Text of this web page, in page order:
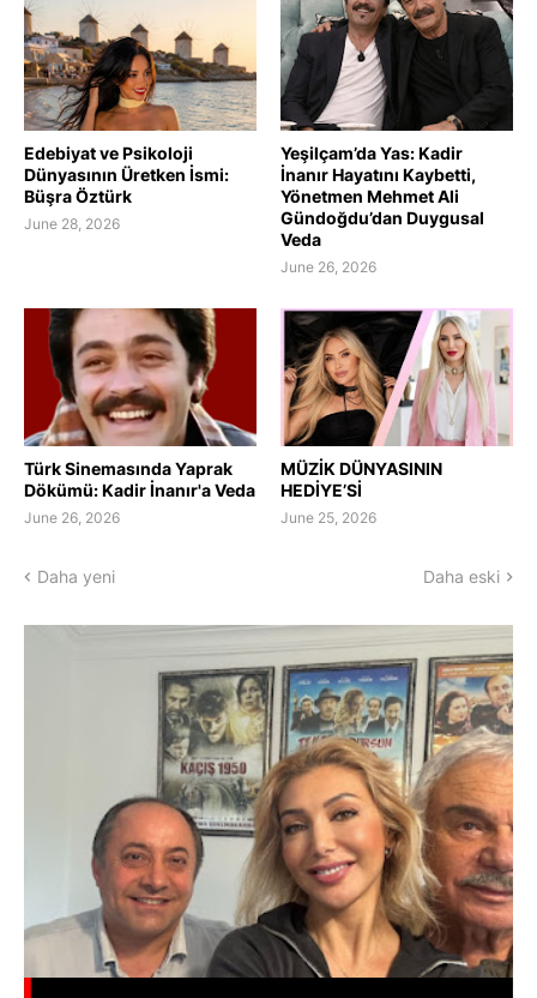
Edebiyat ve Psikoloji
Dünyasının Üretken İsmi:
Büşra Öztürk
June 28, 2026
Yeşilçam’da Yas: Kadir
İnanır Hayatını Kaybetti,
Yönetmen Mehmet Ali
Gündoğdu’dan Duygusal
Veda
June 26, 2026
Türk Sinemasında Yaprak
Dökümü: Kadir İnanır'a Veda
June 26, 2026
MÜZİK DÜNYASININ
HEDİYE’Sİ
June 25, 2026
Daha yeni Daha eski
Genç Oyuncu Ece İrtem Yaşamını